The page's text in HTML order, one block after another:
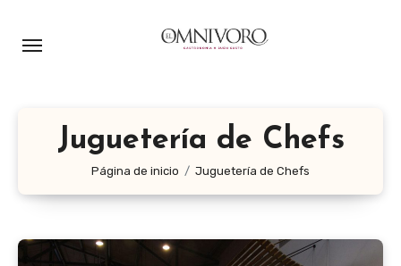
Juguetería de Chefs
Página de inicio Juguetería de Chefs